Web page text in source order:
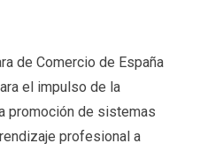
de Comercio de España
el impulso de la
promoción de sistemas
profesional a